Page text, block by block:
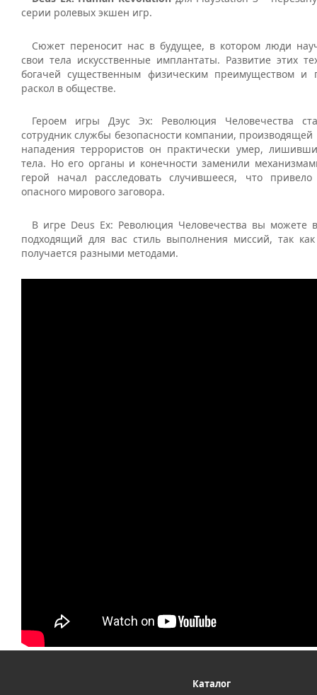
серии ролевых экшен игр.
Сюжет переносит нас в будущее, в котором люди
свои тела искусственные имплантаты. Развитие этих
богачей существенным физическим преимуществом и
раскол в обществе.
Героем игры Дэус Эх: Революция Человечества
сотрудник службы безопасности компании,
нападения террористов он практически умер,
тела. Но его органы и конечности заменили
герой начал расследовать случившееся, что
опасного мирового заговора.
В игре Deus Ex: Революция Человечества вы можете
подходящий для вас стиль выполнения миссий, так
получается разными методами.
Каталог